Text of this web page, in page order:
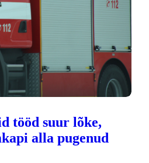
tööd suur lõke,
alla pugenud